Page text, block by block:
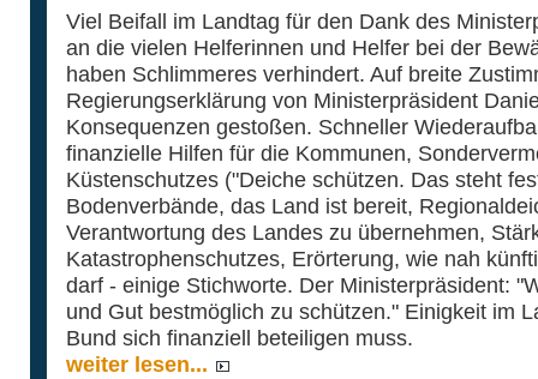
Viel Beifall im Landtag für den Dank des
an die vielen Helferinnen und Helfer bei der
haben Schlimmeres verhindert. Auf breite
Regierungserklärung von Ministerpräsident
Konsequenzen gestoßen. Schneller
finanzielle Hilfen für die Kommunen,
Küstenschutzes ("Deiche schützen. Das steht
Bodenverbände, das Land ist bereit,
Verantwortung des Landes zu übernehmen,
Katastrophenschutzes, Erörterung, wie nah
darf - einige Stichworte. Der Ministerpräsident:
und Gut bestmöglich zu schützen." Einigkeit im
Bund sich finanziell beteiligen muss.
weiter lesen...